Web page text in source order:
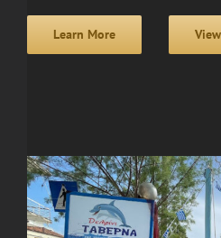
Learn More